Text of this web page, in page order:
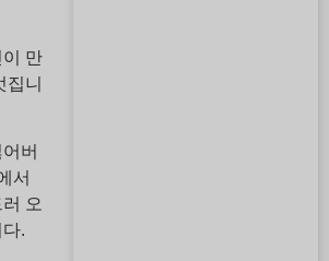
만
집니
버
서
오
.